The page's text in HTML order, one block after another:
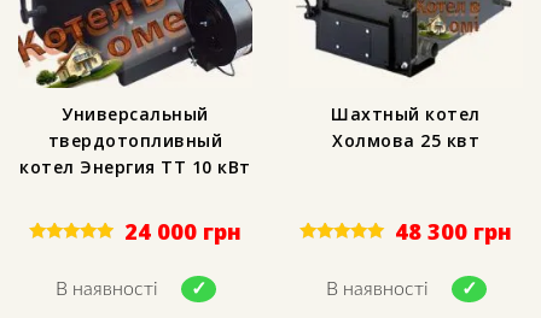
Универсальный
твердотопливный
котел Энергия ТТ 10 кВт
out of 5
24 000 грн
В наявності
Шахтный котел
Холмова 25 квт
out of 5
48 300 грн
В наявності